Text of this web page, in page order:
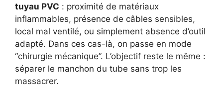
tuyau PVC : proximité de matériaux
inflammables, présence de câbles sensibles,
local mal ventilé, ou simplement absence d’outil
adapté. Dans ces cas-là, on passe en mode
“chirurgie mécanique”. L’objectif reste le même :
séparer le manchon du tube sans trop les
massacrer.